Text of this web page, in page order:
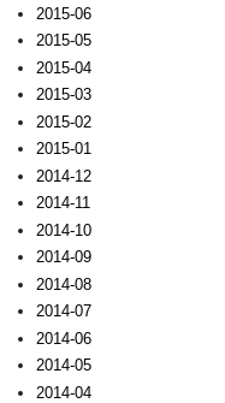
2015-06
2015-05
2015-04
2015-03
2015-02
2015-01
2014-12
2014-11
2014-10
2014-09
2014-08
2014-07
2014-06
2014-05
2014-04